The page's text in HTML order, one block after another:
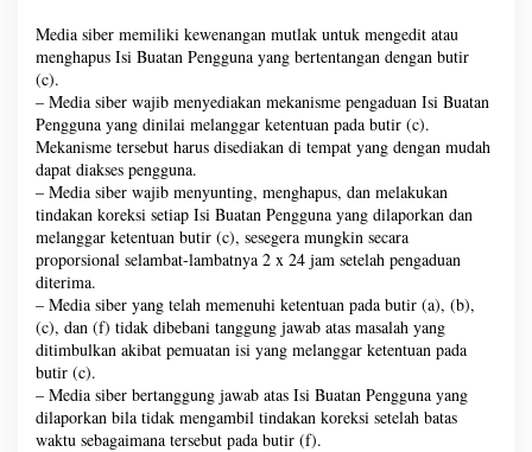
Media siber memiliki kewenangan mutlak untuk mengedit atau
menghapus Isi Buatan Pengguna yang bertentangan dengan butir
(c).
– Media siber wajib menyediakan mekanisme pengaduan Isi Buatan
Pengguna yang dinilai melanggar ketentuan pada butir (c).
Mekanisme tersebut harus disediakan di tempat yang dengan mudah
dapat diakses pengguna.
– Media siber wajib menyunting, menghapus, dan melakukan
tindakan koreksi setiap Isi Buatan Pengguna yang dilaporkan dan
melanggar ketentuan butir (c), sesegera mungkin secara
proporsional selambat-lambatnya 2 x 24 jam setelah pengaduan
diterima.
– Media siber yang telah memenuhi ketentuan pada butir (a), (b),
(c), dan (f) tidak dibebani tanggung jawab atas masalah yang
ditimbulkan akibat pemuatan isi yang melanggar ketentuan pada
butir (c).
– Media siber bertanggung jawab atas Isi Buatan Pengguna yang
dilaporkan bila tidak mengambil tindakan koreksi setelah batas
waktu sebagaimana tersebut pada butir (f).